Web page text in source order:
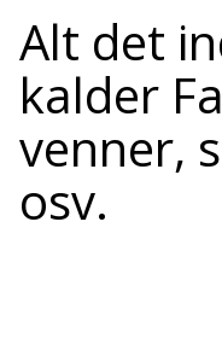
Alt det
kalder
venner,
osv.